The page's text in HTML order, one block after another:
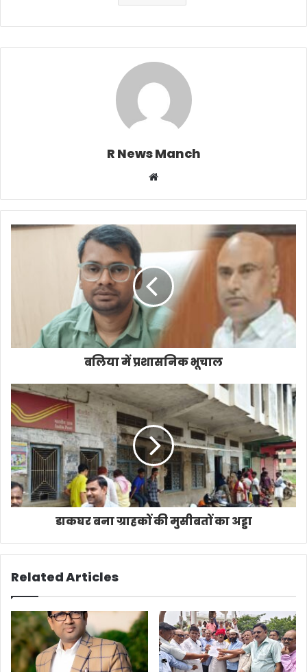
R News Manch
Website
बलिया में प्रशासनिक भूचाल
डाकघर बना ग्राहकों की मुसीबतों का अड्डा
Related Articles